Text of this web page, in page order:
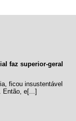
faz superior-geral
ficou insustentável
Então, e[...]